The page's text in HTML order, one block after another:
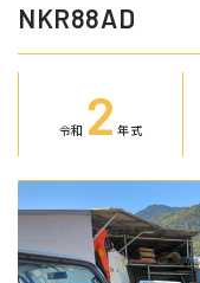
NKR88AD
令和 2 年式